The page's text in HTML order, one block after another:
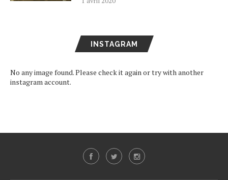
INSTAGRAM
No any image found. Please check it again or try with another
instagram account.